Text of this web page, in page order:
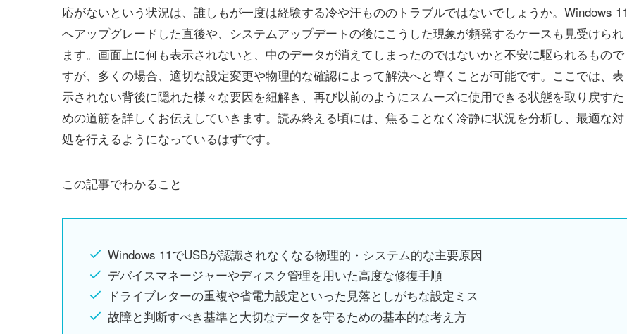
応がないという状況は、誰しもが一度は経験する冷や汗もののトラブルではないでしょうか。Windows 11
へアップグレードした直後や、システムアップデートの後にこうした現象が頻発するケースも見受けられ
ます。画面上に何も表示されないと、中のデータが消えてしまったのではないかと不安に駆られるもので
すが、多くの場合、適切な設定変更や物理的な確認によって解決へと導くことが可能です。ここでは、表
示されない背後に隠れた様々な要因を紐解き、再び以前のようにスムーズに使用できる状態を取り戻すた
めの道筋を詳しくお伝えしていきます。読み終える頃には、焦ることなく冷静に状況を分析し、最適な対
処を行えるようになっているはずです。
この記事でわかること
Windows 11でUSBが認識されなくなる物理的・システム的な主要原因
デバイスマネージャーやディスク管理を用いた高度な修復手順
ドライブレターの重複や省電力設定といった見落としがちな設定ミス
故障と判断すべき基準と大切なデータを守るための基本的な考え方